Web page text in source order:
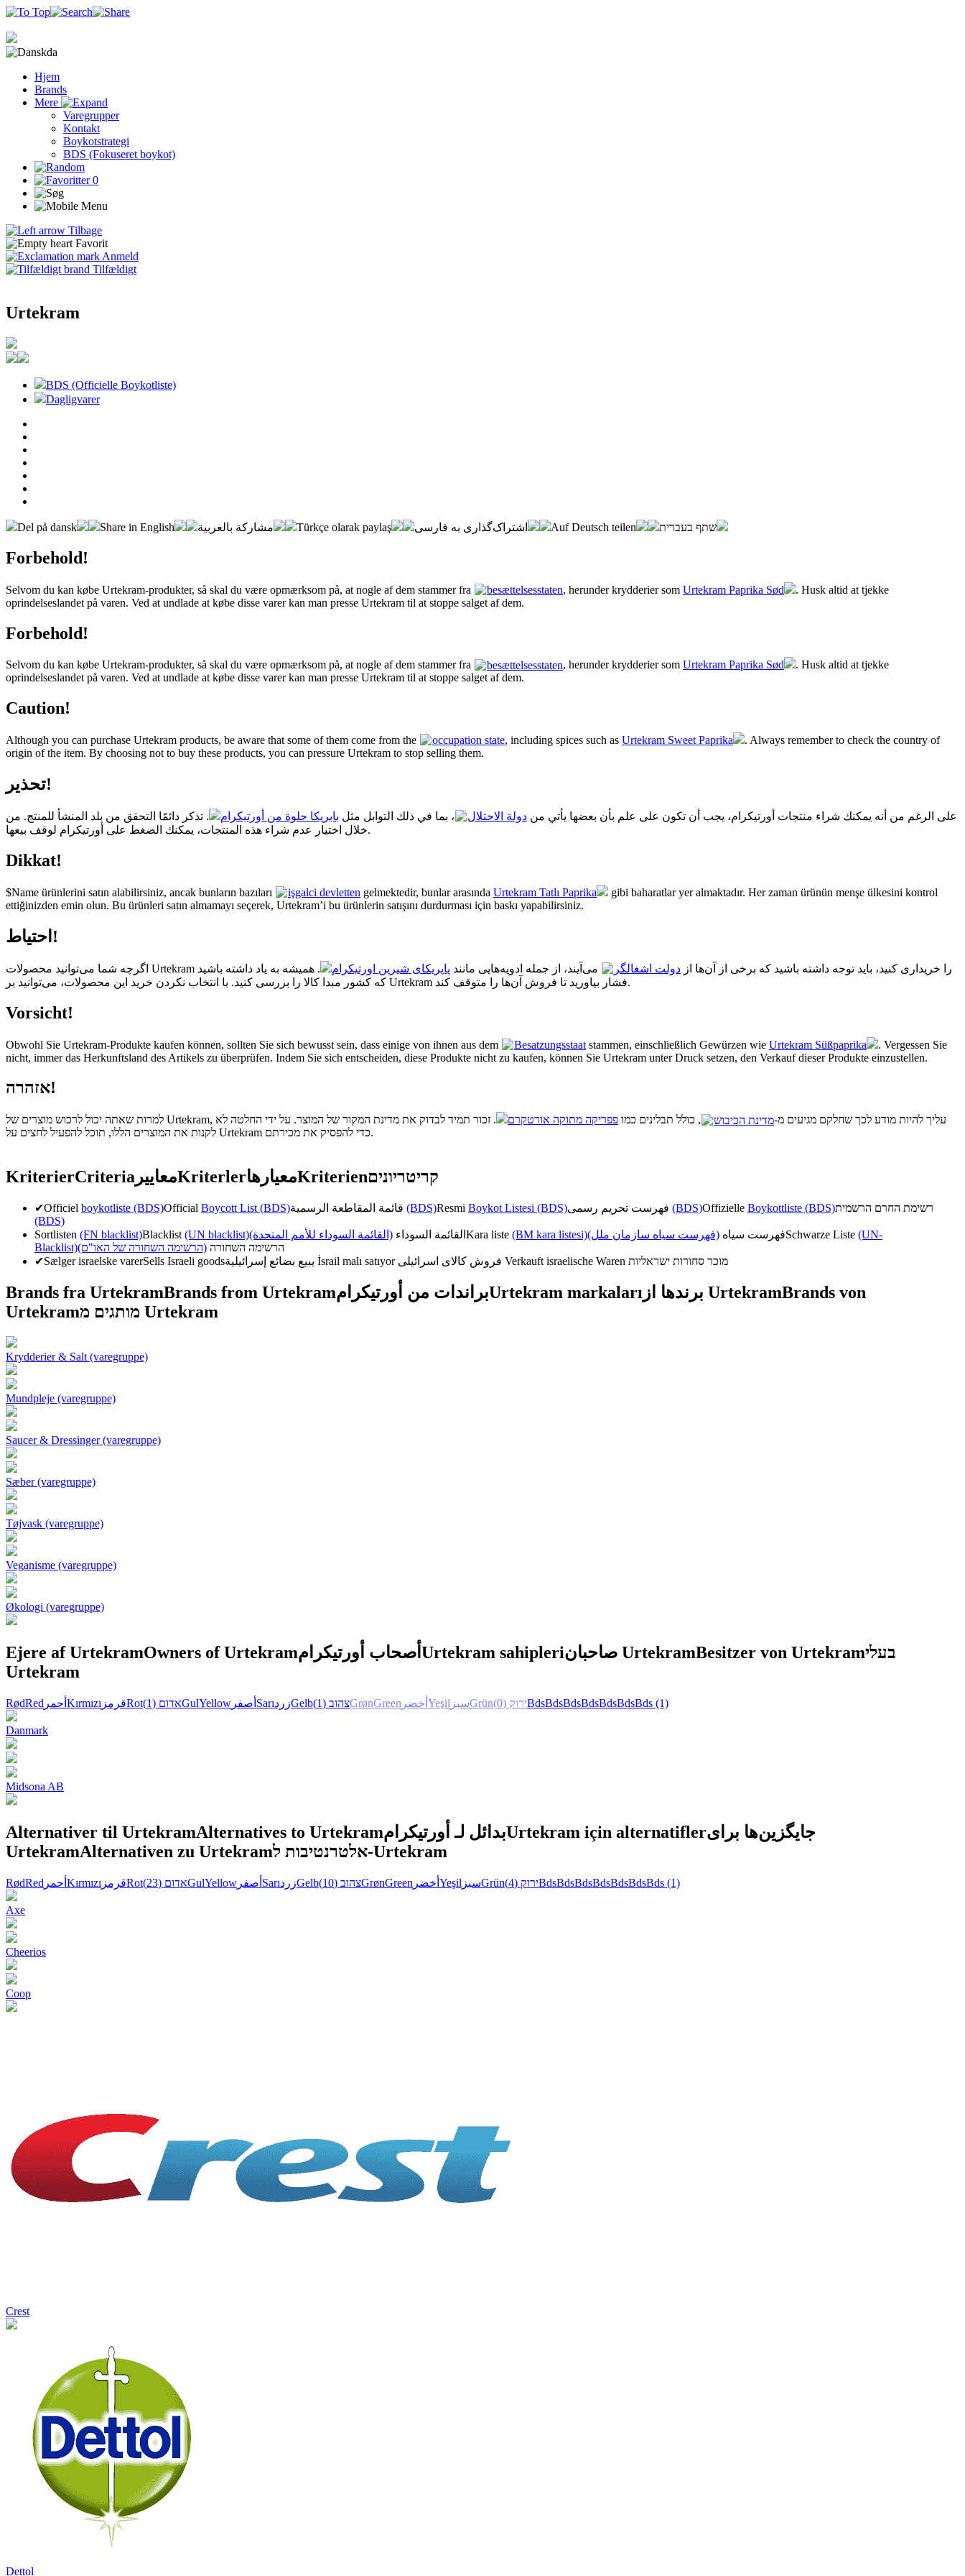
da
Hjem
Brands
Mere
Varegrupper
Kontakt
Boykotstrategi
BDS (Fokuseret boykot)
0
Tilbage
Favorit
Anmeld
Tilfældigt
Urtekram
BDS (Officielle Boykotliste)
Dagligvarer
Del på dansk Share in English مشاركة بالعربية Türkçe olarak paylaş اشتراک‌گذاری به فارسی Auf Deutsch teilen שתף בעברית
Forbehold!
Selvom du kan købe Urtekram-produkter, så skal du være opmærksom på, at nogle af dem stammer fra besættelsesstaten, herunder krydderier som Urtekram Paprika Sød
. Husk altid at tjekke
oprindelseslandet på varen. Ved at undlade at købe disse varer kan man presse Urtekram til at stoppe salget af dem.
Forbehold!
Selvom du kan købe Urtekram-produkter, så skal du være opmærksom på, at nogle af dem stammer fra besættelsesstaten, herunder krydderier som Urtekram Paprika Sød
. Husk altid at tjekke
oprindelseslandet på varen. Ved at undlade at købe disse varer kan man presse Urtekram til at stoppe salget af dem.
Caution!
Although you can purchase Urtekram products, be aware that some of them come from the occupation state, including spices such as Urtekram Sweet Paprika
. Always remember to check the country of
origin of the item. By choosing not to buy these products, you can pressure Urtekram to stop selling them.
تحذير!
على الرغم من أنه يمكنك شراء منتجات أورتيكرام، يجب أن تكون على علم بأن بعضها يأتي من دولة الاحتلال ، بما في ذلك التوابل مثل بابريكا حلوة من أورتيكرام
. تذكر دائمًا التحقق من بلد المنشأ للمنتج. من
خلال اختيار عدم شراء هذه المنتجات، يمكنك الضغط على أورتيكرام لوقف بيعها.
Dikkat!
$Name ürünlerini satın alabilirsiniz, ancak bunların bazıları işgalci devletten gelmektedir, bunlar arasında Urtekram Tatlı Paprika
gibi baharatlar yer almaktadır. Her zaman ürünün menşe ülkesini kontrol
ettiğinizden emin olun. Bu ürünleri satın almamayı seçerek, Urtekram’i bu ürünlerin satışını durdurması için baskı yapabilirsiniz.
احتیاط!
اگرچه شما می‌توانید محصولات Urtekram را خریداری کنید، باید توجه داشته باشید که برخی از آن‌ها از دولت اشغالگر می‌آیند، از جمله ادویه‌هایی مانند پاپریکای شیرین اورتیکرام
. همیشه به یاد داشته باشید
که کشور مبدا کالا را بررسی کنید. با انتخاب نکردن خرید این محصولات، می‌توانید بر Urtekram فشار بیاورید تا فروش آن‌ها را متوقف کند.
Vorsicht!
Obwohl Sie Urtekram-Produkte kaufen können, sollten Sie sich bewusst sein, dass einige von ihnen aus dem Besatzungsstaat stammen, einschließlich Gewürzen wie Urtekram Süßpaprika
. Vergessen Sie
nicht, immer das Herkunftsland des Artikels zu überprüfen. Indem Sie sich entscheiden, diese Produkte nicht zu kaufen, können Sie Urtekram unter Druck setzen, den Verkauf dieser Produkte einzustellen.
אזהרה!
למרות שאתה יכול לרכוש מוצרים של Urtekram, עליך להיות מודע לכך שחלקם מגיעים מ-מדינת הכיבוש , כולל תבלינים כמו פפריקה מתוקה אורטקרם
. זכור תמיד לבדוק את מדינת המקור של המוצר. על ידי החלטה לא
לקנות את המוצרים הללו, תוכל להפעיל לחצים על Urtekram כדי להפסיק את מכירתם.
KriterierCriteria معاييرKriterlerمعیارهاKriterienקריטריונים
✔Officiel boykotliste (BDS)Official Boycott List (BDS) (BDS)Resmi Boykot Listesi (BDS) (BDS)Offizielle Boykottliste (BDS)רשימת החרם הרשמית
(BDS)
Sortlisten (FN blacklist)Blacklist (UN blacklist) القائمة السوداء (القائمة السوداء للأمم المتحدة) Kara liste (BM kara listesi) فهرست سیاه (فهرست سیاه سازمان ملل) Schwarze Liste (UN-
Blacklist)
הרשימה השחורה (הרשימה השחורה של האו"ם)
✔Sælger israelske varerSells Israeli goods İsrail malı satıyor Verkauft israelische Waren מוכר סחורות ישראליות
Brands fra UrtekramBrands from Urtekramبراندات من أورتيكرامUrtekram markaları برندها از UrtekramBrands von
Urtekram
מותגים מ Urtekram
Krydderier & Salt (varegruppe)
Mundpleje (varegruppe)
Saucer & Dressinger (varegruppe)
Sæber (varegruppe)
Tøjvask (varegruppe)
Veganisme (varegruppe)
Økologi (varegruppe)
Ejere af UrtekramOwners of Urtekramأصحاب أورتيكرام Urtekram sahipleri صاحبان UrtekramBesitzer von Urtekramבעלי
Urtekram
RødRed أحمر Kırmızı قرمزRot אדום (1) GulYellow أصفر SarıزردGelb צהוב (1) GrønGreen أخضر Yeşil سبزGrün ירוק (0) BdsBdsBdsBdsBdsBdsBds (1)
Danmark
Midsona AB
Alternativer til UrtekramAlternatives to Urtekramبدائل لـ أورتيكرامUrtekram için alternatiflerجایگزین‌ها برای
UrtekramAlternativen zu Urtekram אלטרנטיבות ל-Urtekram
RødRed أحمر Kırmızı قرمزRot אדום (23) GulYellow أصفر SarıزردGelb צהוב (10) GrønGreen أخضر Yeşil سبزGrün ירוק (4) BdsBdsBdsBdsBdsBdsBds (1)
Axe
Cheerios
Coop
Crest
Dettol